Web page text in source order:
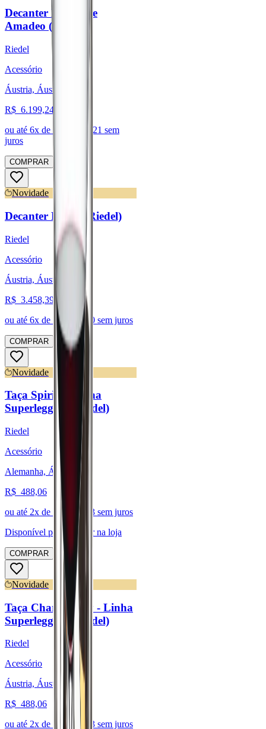
Decanter Black Tie
Amadeo (Riedel)
Riedel
Acessório
Áustria, Áustria
R$ 6.199,24
ou até 6x de R$ 1.033,21 sem
juros
COMPRAR
Novidade
Decanter Riedel (Riedel)
Riedel
Acessório
Áustria, Áustria
R$ 3.458,39
ou até 6x de R$ 576,40 sem juros
COMPRAR
Novidade
Taça Spirits - Linha
Superleggero (Riedel)
Riedel
Acessório
Alemanha, Áustria
R$ 488,06
ou até 2x de R$ 244,03 sem juros
Disponível para:
Retirar na loja
COMPRAR
Novidade
Taça Chardonnay - Linha
Superleggero (Riedel)
Riedel
Acessório
Áustria, Áustria
R$ 488,06
ou até 2x de R$ 244,03 sem juros